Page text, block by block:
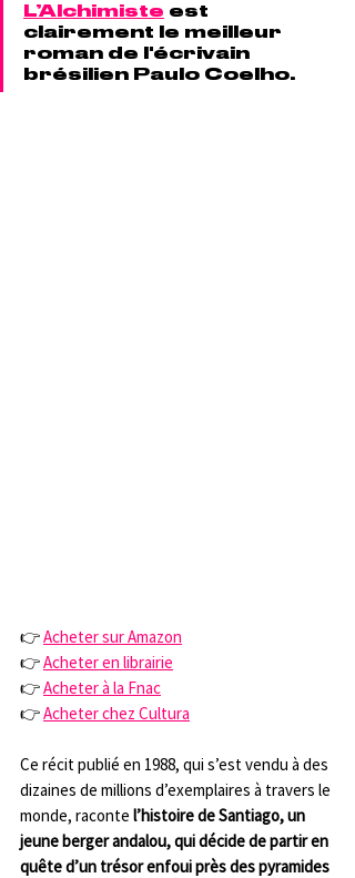
L’Alchimiste est
clairement le meilleur
roman de l'écrivain
brésilien Paulo Coelho.
👉 Acheter sur Amazon
👉 Acheter en librairie
👉 Acheter à la Fnac
👉 Acheter chez Cultura
Ce récit publié en 1988, qui s’est vendu à des
dizaines de millions d’exemplaires à travers le
monde, raconte l’histoire de Santiago, un
jeune berger andalou, qui décide de partir en
quête d’un trésor enfoui près des pyramides